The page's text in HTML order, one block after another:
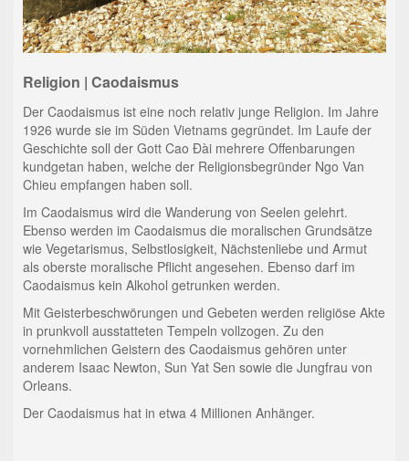
Religion | Caodaismus
Der Caodaismus ist eine noch relativ junge Religion. Im Jahre
1926 wurde sie im Süden Vietnams gegründet. Im Laufe der
Geschichte soll der Gott Cao Đài mehrere Offenbarungen
kundgetan haben, welche der Religionsbegründer Ngo Van
Chieu empfangen haben soll.
Im Caodaismus wird die Wanderung von Seelen gelehrt.
Ebenso werden im Caodaismus die moralischen Grundsätze
wie Vegetarismus, Selbstlosigkeit, Nächstenliebe und Armut
als oberste moralische Pflicht angesehen. Ebenso darf im
Caodaismus kein Alkohol getrunken werden.
Mit Geisterbeschwörungen und Gebeten werden religiöse Akte
in prunkvoll ausstatteten Tempeln vollzogen. Zu den
vornehmlichen Geistern des Caodaismus gehören unter
anderem Isaac Newton, Sun Yat Sen sowie die Jungfrau von
Orleans.
Der Caodaismus hat in etwa 4 Millionen Anhänger.